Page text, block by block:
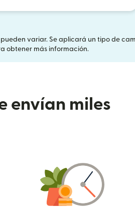
variar. Se aplicará un tipo de
en una ventana nueva)
obtener más información.
envían miles